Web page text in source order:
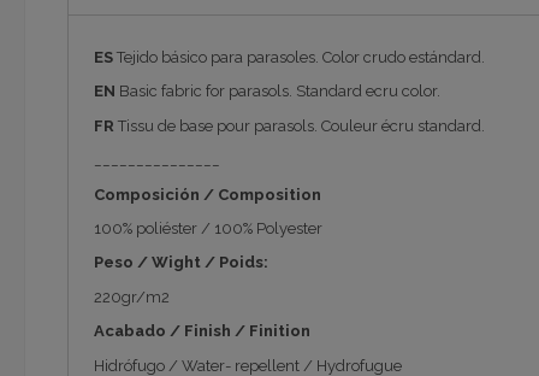
ES Tejido básico para parasoles. Color crudo estándard.
EN Basic fabric for parasols. Standard ecru color.
FR Tissu de base pour parasols. Couleur écru standard.
Composición / Composition
100% poliéster / 100% Polyester
Peso / Wight / Poids:
220gr/m2
Acabado / Finish / Finition
Hidrófugo / Water- repellent / Hydrofugue